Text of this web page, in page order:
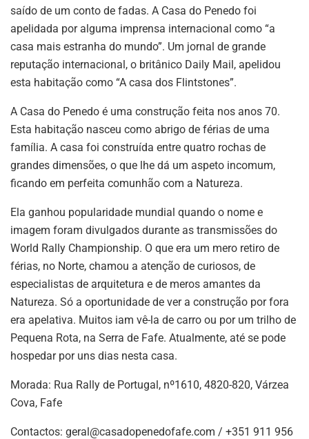
saído de um conto de fadas. A Casa do Penedo foi
apelidada por alguma imprensa internacional como “a
casa mais estranha do mundo”. Um jornal de grande
reputação internacional, o britânico Daily Mail, apelidou
esta habitação como “A casa dos Flintstones”.
A Casa do Penedo é uma construção feita nos anos 70.
Esta habitação nasceu como abrigo de férias de uma
família. A casa foi construída entre quatro rochas de
grandes dimensões, o que lhe dá um aspeto incomum,
ficando em perfeita comunhão com a Natureza.
Ela ganhou popularidade mundial quando o nome e
imagem foram divulgados durante as transmissões do
World Rally Championship. O que era um mero retiro de
férias, no Norte, chamou a atenção de curiosos, de
especialistas de arquitetura e de meros amantes da
Natureza. Só a oportunidade de ver a construção por fora
era apelativa. Muitos iam vê-la de carro ou por um trilho de
Pequena Rota, na Serra de Fafe. Atualmente, até se pode
hospedar por uns dias nesta casa.
Morada: Rua Rally de Portugal, nº1610, 4820-820, Várzea
Cova, Fafe
Contactos: geral@casadopenedofafe.com / +351 911 956